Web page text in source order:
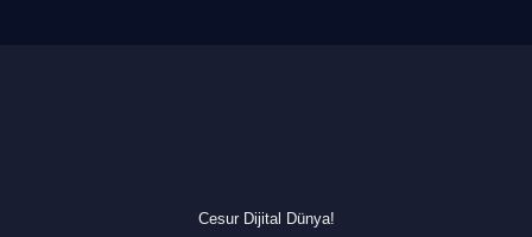
Cesur Dijital Dünya!